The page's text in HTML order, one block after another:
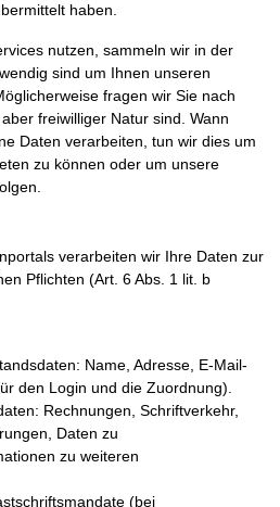
haben.
nutzen, sammeln wir in der
sind um Ihnen unseren
fragen wir Sie nach
freiwilliger Natur sind. Wann
Daten verarbeiten, tun wir dies um
zu können oder um unsere
verarbeiten wir Ihre Daten zur
Pflichten (Art. 6 Abs. 1 lit. b
Name, Adresse, E-Mail-
den Login und die Zuordnung).
Rechnungen, Schriftverkehr,
Daten zu
zu weiteren
(bei